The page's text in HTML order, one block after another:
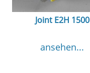
Joint E2H 1500
ansehen...